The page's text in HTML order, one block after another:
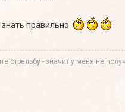
правильно.
стрельбу - значит у меня не